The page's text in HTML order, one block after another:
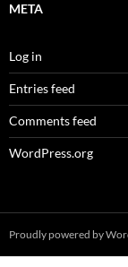
META
Log in
Entries feed
Comments feed
WordPress.org
Proudly powered by